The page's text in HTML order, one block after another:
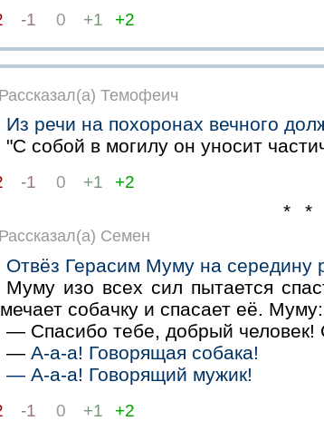
-1 0 +1 +2
Рассказал(а) Темофеич
Из речи на похоронах вечного
"С собой в могилу он уносит
-1 0 +1 +2
* *
Рассказал(а) Семен
Отвёз Герасим Муму на середину
Муму изо всех сил пытается
собачку и спасает её. Муму:
— Спасибо тебе, добрый человек!
—А-а-а! Говорящая собака!
— А-а-а! Говорящий мужик!
-1 0 +1 +2